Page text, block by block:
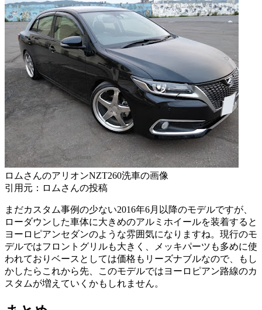
ロムさんのアリオンNZT260洗車の画像
引用元：ロムさんの投稿
まだカスタム事例の少ない2016年6月以降のモデルですが、
ローダウンした車体に大きめのアルミホイールを装着すると
ヨーロピアンセダンのような雰囲気になりますね。現行のモ
デルではフロントグリルも大きく、メッキパーツも多めに使
われておりベースとしては価格もリーズナブルなので、もし
かしたらこれから先、このモデルではヨーロピアン路線のカ
スタムが増えていくかもしれません。